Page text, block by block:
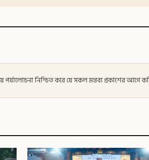
নিশ্চিত করে যে সকল মন্তব্য প্রকাশের আগে